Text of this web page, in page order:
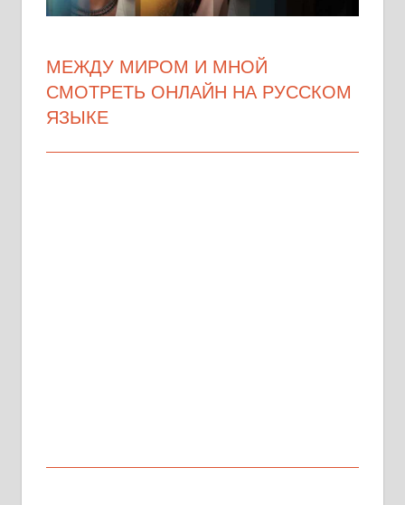
МЕЖДУ МИРОМ И МНОЙ
СМОТРЕТЬ ОНЛАЙН НА РУССКОМ
ЯЗЫКЕ